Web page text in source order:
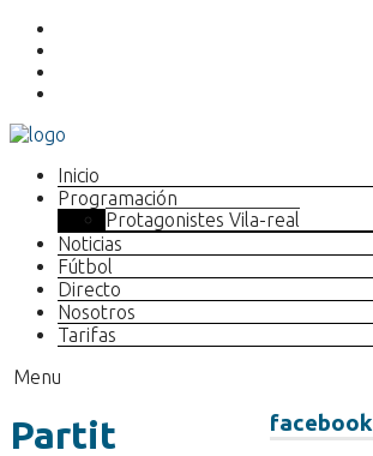
Inicio
Programación
Protagonistes Vila-real
Noticias
Fútbol
Directo
Nosotros
Tarifas
Menu
facebook
Partit